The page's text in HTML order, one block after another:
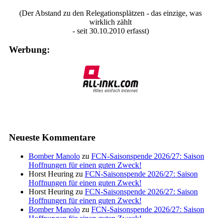
(Der Abstand zu den Relegationsplätzen - das einzige, was
wirklich zählt
- seit 30.10.2010 erfasst)
Werbung:
Neueste Kommentare
Bomber Manolozu FCN-Saisonspende 2026/27: Saison
Hoffnungen für einen guten Zweck!
Horst Heuringzu FCN-Saisonspende 2026/27: Saison
Hoffnungen für einen guten Zweck!
Horst Heuringzu FCN-Saisonspende 2026/27: Saison
Hoffnungen für einen guten Zweck!
Bomber Manolozu FCN-Saisonspende 2026/27: Saison